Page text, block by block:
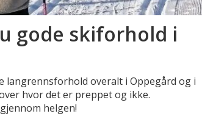
gode skiforhold i
langrennsforhold overalt i Oppegård og i
hvor det er preppet og ikke.
helgen!